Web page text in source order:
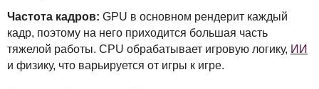
Частота кадров: GPU в основном рендерит каждый
кадр, поэтому на него приходится большая часть
тяжелой работы. CPU обрабатывает игровую логику, ИИ
и физику, что варьируется от игры к игре.